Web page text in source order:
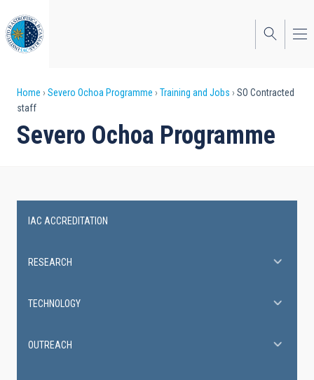
to
main
content
Breadcrumb
Home Severo Ochoa Programme Training and Jobs
SO Contracted
staff
Severo Ochoa Programme
Ochoa
IAC ACCREDITATION
RESEARCH
TECHNOLOGY
OUTREACH